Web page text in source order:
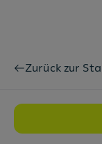
Zurück zur